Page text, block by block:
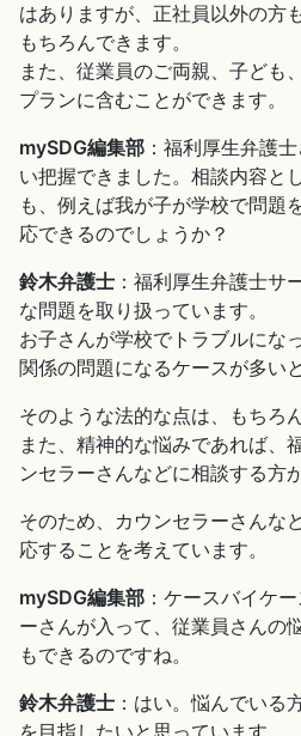
はありますが、正社員以外の方
もちろんできます。
また、従業員のご両親、子ども
プランに含むことができます。
mySDG編集部 ：福利厚生弁護
い把握できました。相談内容と
も、例えば我が子が学校で問題
応できるのでしょうか？
鈴木弁護士 ：福利厚生弁護士サ
な問題を取り扱っています。
お子さんが学校でトラブルにな
関係の問題になるケースが多い
そのような法的な点は、もちろ
また、精神的な悩みであれば、
ンセラーさんなどに相談する方
そのため、カウンセラーさんな
応することを考えています。
mySDG編集部 ：ケースバイケ
ーさんが入って、従業員さんの
もできるのですね。
鈴木弁護士 ：はい。悩んでいる